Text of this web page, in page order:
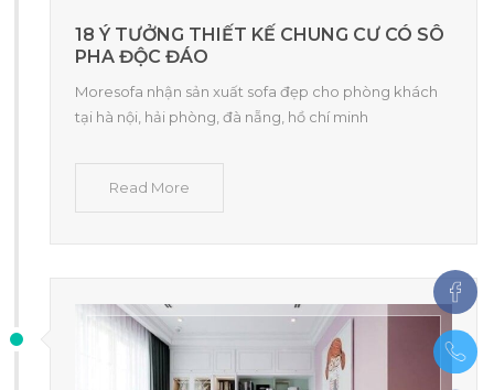
18 Ý TƯỞNG THIẾT KẾ CHUNG CƯ CÓ SÔ
PHA ĐỘC ĐÁO
Moresofa nhận sản xuất sofa đẹp cho phòng khách
tại hà nội, hải phòng, đà nẵng, hồ chí minh
Read More